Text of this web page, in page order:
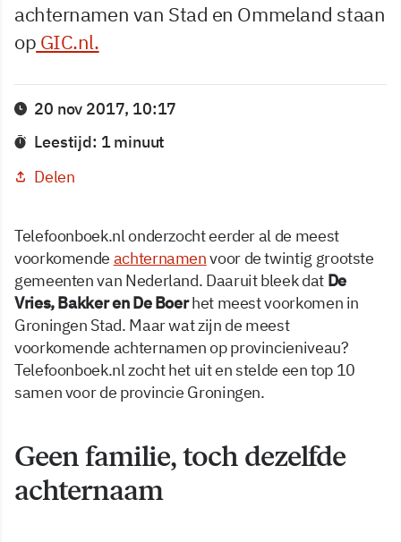
achternamen van Stad en Ommeland staan
op GIC.nl.
20 nov 2017, 10:17
Leestijd: 1 minuut
Delen
Telefoonboek.nl onderzocht eerder al de meest
voorkomende achternamenvoor de twintig grootste
gemeenten van Nederland. Daaruit bleek dat De
Vries, Bakker en De Boerhet meest voorkomen in
Groningen Stad. Maar wat zijn de meest
voorkomende achternamen op provincieniveau?
Telefoonboek.nl zocht het uit en stelde een top 10
samen voor de provincie Groningen.
Geen familie, toch dezelfde
achternaam